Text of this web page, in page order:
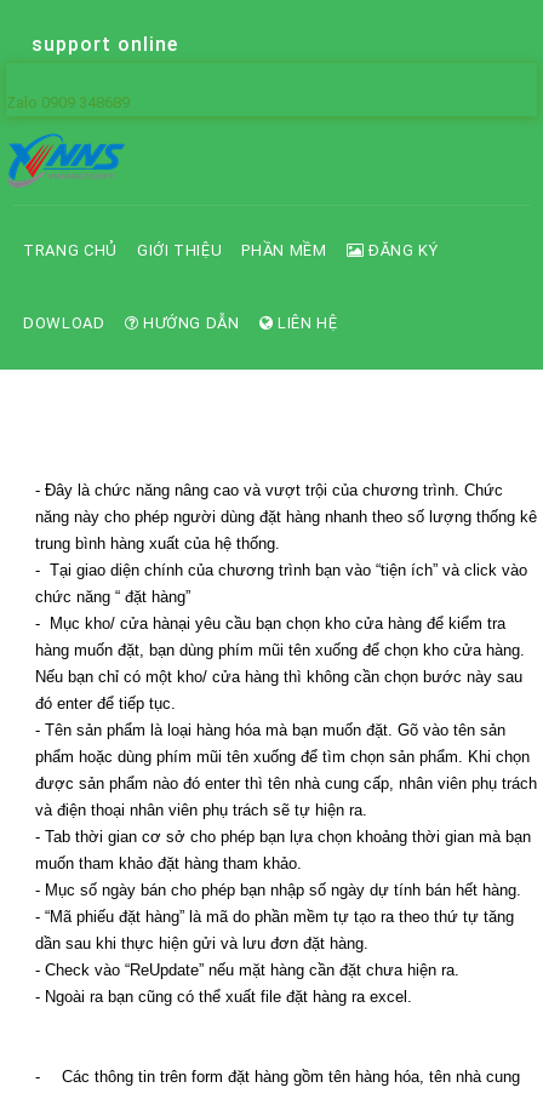
support online
Zalo 0909 348689
TRANG CHỦ GIỚI THIỆU PHẦN MỀM ĐĂNG KÝ
DOWLOAD HƯỚNG DẪN LIÊN HỆ
- Đây là chức năng nâng cao và vượt trội của chương trình. Chức
năng này cho phép người dùng đặt hàng nhanh theo số lượng thống kê
trung bình hàng xuất của hệ thống.
- Tại giao diện chính của chương trình bạn vào “tiện ích” và click vào
chức năng “ đặt hàng”
- Mục kho/ cửa hànại yêu cầu bạn chọn kho cửa hàng để kiểm tra
hàng muốn đặt, bạn dùng phím mũi tên xuống để chọn kho cửa hàng.
Nếu bạn chỉ có một kho/ cửa hàng thì không cần chọn bước này sau
đó enter để tiếp tục.
- Tên sản phẩm là loại hàng hóa mà bạn muốn đặt. Gõ vào tên sản
phẩm hoặc dùng phím mũi tên xuống để tìm chọn sản phẩm. Khi chọn
được sản phẩm nào đó enter thì tên nhà cung cấp, nhân viên phụ trách
và điện thoại nhân viên phụ trách sẽ tự hiện ra.
- Tab thời gian cơ sở cho phép bạn lựa chọn khoảng thời gian mà bạn
muốn tham khảo đặt hàng tham khảo.
- Mục số ngày bán cho phép bạn nhập số ngày dự tính bán hết hàng.
- “Mã phiếu đặt hàng” là mã do phần mềm tự tạo ra theo thứ tự tăng
dần sau khi thực hiện gửi và lưu đơn đặt hàng.
- Check vào “ReUpdate” nếu mặt hàng cần đặt chưa hiện ra.
- Ngoài ra bạn cũng có thể xuất file đặt hàng ra excel.
-
Các thông tin trên form đặt hàng gồm tên hàng hóa, tên nhà cung